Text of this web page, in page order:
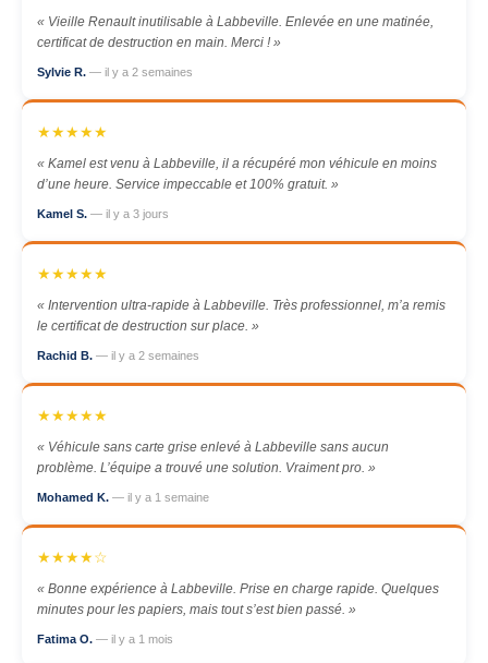
« Vieille Renault inutilisable à Labbeville. Enlevée en une matinée,
certificat de destruction en main. Merci ! »
Sylvie R. — il y a 2 semaines
★★★★★
« Kamel est venu à Labbeville, il a récupéré mon véhicule en moins
d’une heure. Service impeccable et 100% gratuit. »
Kamel S. — il y a 3 jours
★★★★★
« Intervention ultra-rapide à Labbeville. Très professionnel, m’a remis
le certificat de destruction sur place. »
Rachid B. — il y a 2 semaines
★★★★★
« Véhicule sans carte grise enlevé à Labbeville sans aucun
problème. L’équipe a trouvé une solution. Vraiment pro. »
Mohamed K. — il y a 1 semaine
★★★★☆
« Bonne expérience à Labbeville. Prise en charge rapide. Quelques
minutes pour les papiers, mais tout s’est bien passé. »
Fatima O. — il y a 1 mois